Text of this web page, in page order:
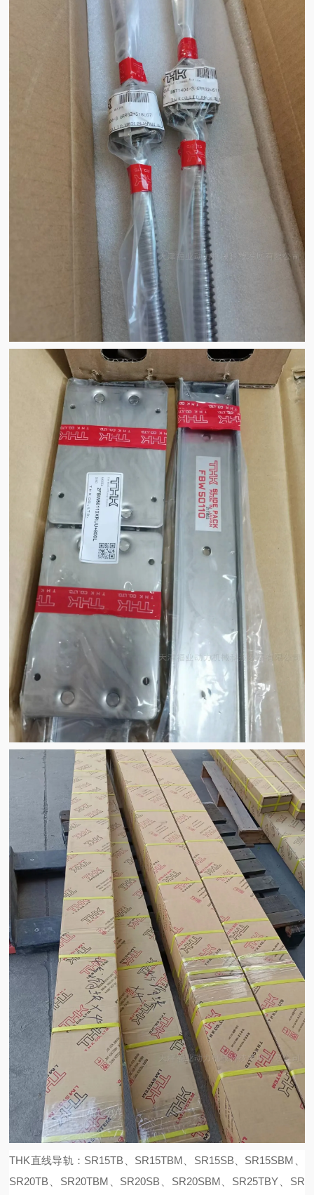
THK直线导轨：SR15TB、SR15TBM、SR15SB、SR15SBM、
SR20TB、SR20TBM、SR20SB、SR20SBM、SR25TBY、SR